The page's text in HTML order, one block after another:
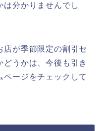
は分かりませんでし
店が季節限定の割引セ
うかは、今後も引き
ージをチェックして